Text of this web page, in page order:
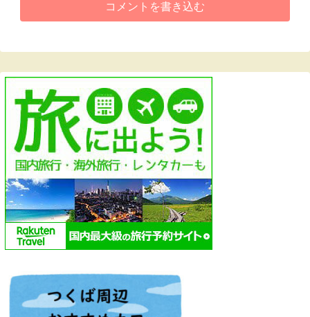
コメントを書き込む